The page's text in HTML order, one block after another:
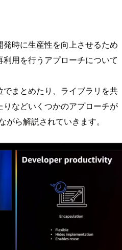
時に生産性を向上させるため
用を行うアプローチについて
まとめたり、ライブラリを共
などいくつかのアプローチが
ら解説されていきます。